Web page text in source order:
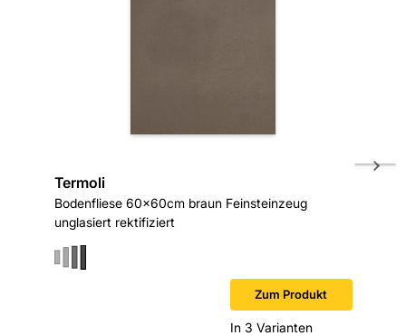
Termoli
Bodenfliese 60x60cm braun Feinsteinzeug
unglasiert rektifiziert
Zum Produkt
In 3 Varianten